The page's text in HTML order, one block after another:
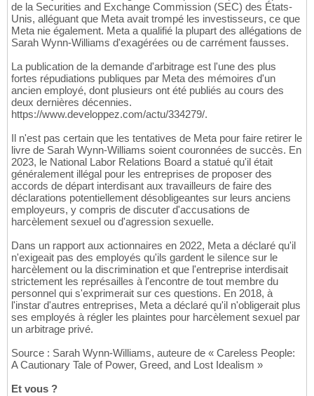
de la Securities and Exchange Commission (SEC) des États-
Unis, alléguant que Meta avait trompé les investisseurs, ce que
Meta nie également. Meta a qualifié la plupart des allégations de
Sarah Wynn-Williams d'exagérées ou de carrément fausses.
La publication de la demande d'arbitrage est l'une des plus
fortes répudiations publiques par Meta des mémoires d'un
ancien employé, dont plusieurs ont été publiés au cours des
deux dernières décennies.
https://www.developpez.com/actu/334279/.
Il n'est pas certain que les tentatives de Meta pour faire retirer le
livre de Sarah Wynn-Williams soient couronnées de succès. En
2023, le National Labor Relations Board a statué qu'il était
généralement illégal pour les entreprises de proposer des
accords de départ interdisant aux travailleurs de faire des
déclarations potentiellement désobligeantes sur leurs anciens
employeurs, y compris de discuter d'accusations de
harcèlement sexuel ou d'agression sexuelle.
Dans un rapport aux actionnaires en 2022, Meta a déclaré qu'il
n'exigeait pas des employés qu'ils gardent le silence sur le
harcèlement ou la discrimination et que l'entreprise interdisait
strictement les représailles à l'encontre de tout membre du
personnel qui s'exprimerait sur ces questions. En 2018, à
l'instar d'autres entreprises, Meta a déclaré qu'il n'obligerait plus
ses employés à régler les plaintes pour harcèlement sexuel par
un arbitrage privé.
Source : Sarah Wynn-Williams, auteure de « Careless People:
A Cautionary Tale of Power, Greed, and Lost Idealism »
Et vous ?